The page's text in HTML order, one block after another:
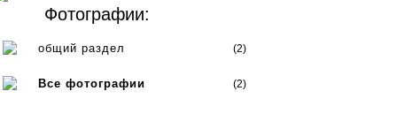
Фотографии:
общий раздел (2)
Все фотографии (2)